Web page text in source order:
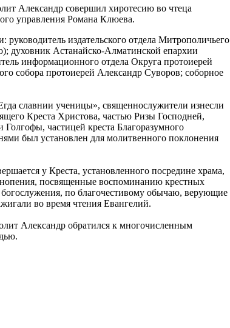
Александр совершил хиротесию во чтеца
управления Романа Клюева.
издательского отдела Митрополичьего
духовник Астанайско-Алматинской епархии
информационного отдела Округа протоиерей
собора протоиерей Александр Суворов; соборное
славнии ученицы», священнослужители изнесли
Креста Христова, частью Ризы Господней,
частицей креста Благоразумного
был установлен для молитвенного поклонения
у Креста, установленного посредине храма,
посвященные воспоминанию крестных
по благочестивому обычаю, верующие
во время чтения Евангелий.
Александр обратился к многочисленным